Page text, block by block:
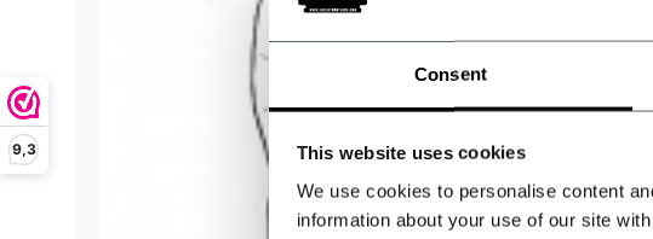
Consent
This website uses cookies
We use cookies to personalise content
information about your use of our site
9,3